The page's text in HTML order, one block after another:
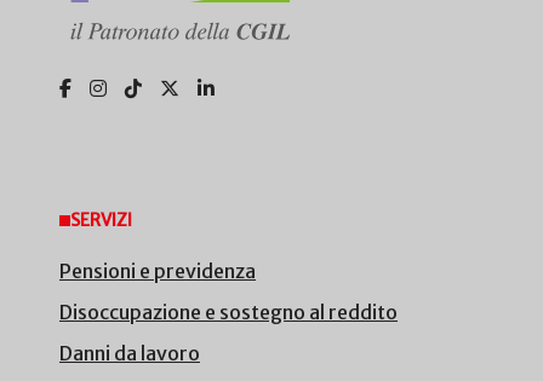
SERVIZI
Pensioni e previdenza
Disoccupazione e sostegno al reddito
Danni da lavoro